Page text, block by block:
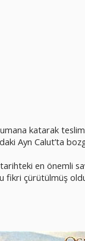
katarak
Ayn Calut’ta
tarihteki en önemli
fikri çürütülmüş